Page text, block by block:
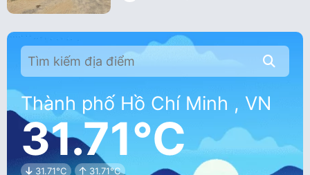
Thành phố Hồ Chí Minh , VN
31.71°C
31.71°C 31.71°C